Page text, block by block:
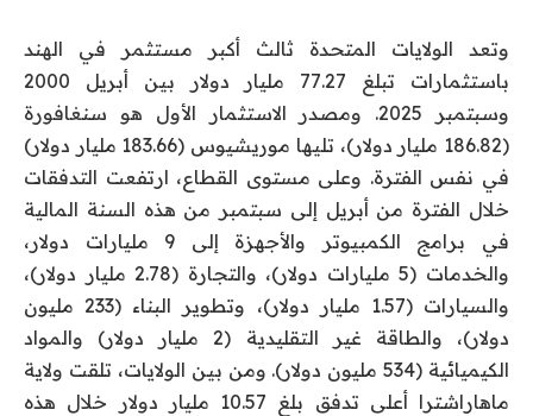
وتعد الولايات المتحدة ثالث أكبر مستثمر في الهند
باستثمارات تبلغ 77.27 مليار دولار بين أبريل 2000
وسبتمبر 2025. ومصدر الاستثمار الأول هو سنغافورة
(186.82 مليار دولار)، تليها موريشيوس (183.66 مليار دولار)
في نفس الفترة. وعلى مستوى القطاع، ارتفعت التدفقات
خلال الفترة من أبريل إلى سبتمبر من هذه السنة المالية
في برامج الكمبيوتر والأجهزة إلى 9 مليارات دولار،
والخدمات (5 مليارات دولار)، والتجارة (2.78 مليار دولار)،
والسيارات (1.57 مليار دولار)، وتطوير البناء (233 مليون
دولار)، والطاقة غير التقليدية (2 مليار دولار) والمواد
الكيميائية (534 مليون دولار). ومن بين الولايات، تلقت ولاية
ماهاراشترا أعلى تدفق بلغ 10.57 مليار دولار خلال هذه